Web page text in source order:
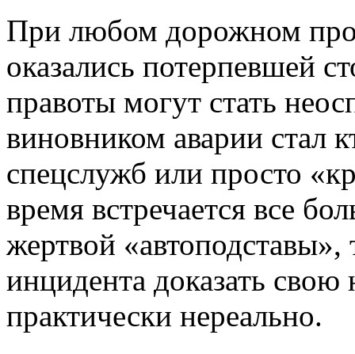
При любом дорожном
оказались потерпевшей
правоты могут стать
виновником аварии стал
спецслужб или просто
время встречается все
жертвой «автоподставы»,
инцидента доказать свою
практически нереально.